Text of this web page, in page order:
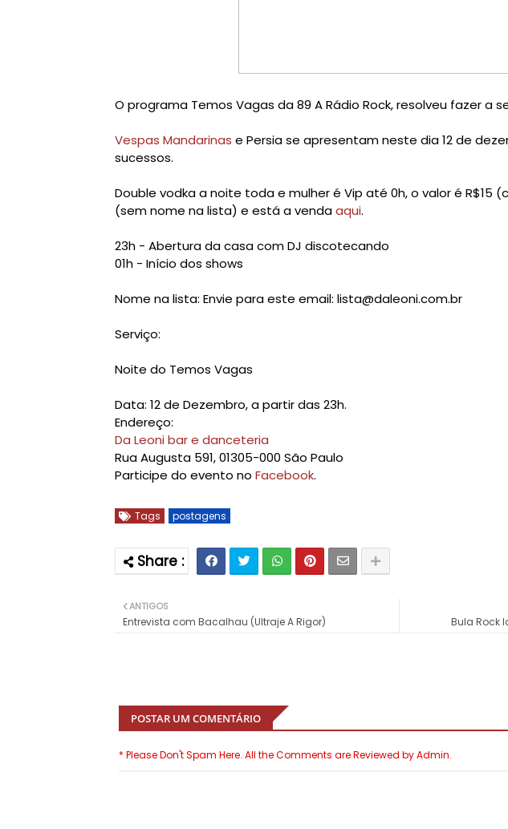
O programa Temos Vagas da 89 A Rádio Rock, resolveu fazer a
Vespas Mandarinas e Persia se apresentam neste dia 12 de
sucessos.
Double vodka a noite toda e mulher é Vip até 0h, o valor é R$15
(sem nome na lista) e está a vendaaqui.
23h - Abertura da casa com DJ discotecando
01h - Início dos shows
Nome na lista: Envie para este email: lista@daleoni.com.br
Serviço:
Noite do Temos Vagas
Data: 12 de Dezembro, a partir das 23h.
Endereço:
Da Leoni bar e danceteria
Rua Augusta 591, 01305-000 São Paulo
Participe do evento no Facebook.
Tags postagens
Bula Rock
ANTIGOS
Entrevista com Bacalhau (Ultraje A Rigor)
POSTAR UM COMENTÁRIO
* Please Don't Spam Here. All the Comments are Reviewed by Admin.